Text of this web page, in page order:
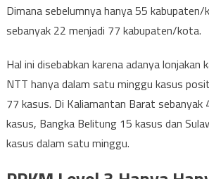
Dimana sebelumnya hanya 55
sebanyak 22 menjadi 77 kabupaten/kota.
Hal ini disebabkan karena adanya lonjakan
NTT hanya dalam satu minggu kasus
77 kasus. Di Kaliamantan Barat sebanyak
kasus, Bangka Belitung 15 kasus dan
kasus dalam satu minggu.